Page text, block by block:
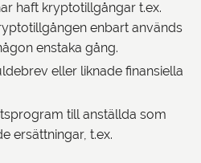
haft kryptotillgångar t.ex.
enbart används
enstaka gång.
eller liknade finansiella
till anställda som
ersättningar, t.ex.